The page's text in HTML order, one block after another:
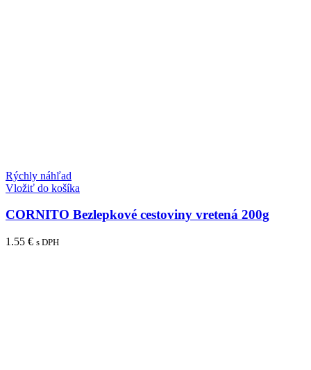
Rýchly náhľad
Vložiť do košíka
CORNITO Bezlepkové cestoviny vretená 200g
1.55 € s DPH